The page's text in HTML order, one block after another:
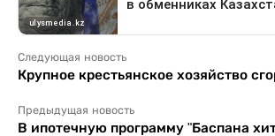
Следующая новость
Крупное крестьянское хозяйство
Предыдущая новость
В ипотечную программу "Баспана